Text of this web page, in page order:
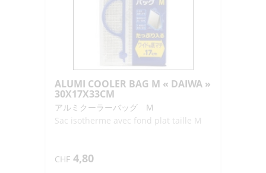
ALUMI COOLER BAG M « DAIWA »
30X17X33CM
アルミクーラーバッグ M
Sac isotherme avec fond plat taille M
CHF 4,80